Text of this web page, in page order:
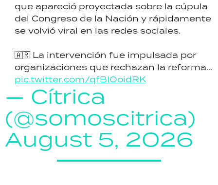
que apareció proyectada sobre la cúpula
del Congreso de la Nación y rápidamente
se volvió viral en las redes sociales.
🇦🇷 La intervención fue impulsada por
organizaciones que rechazan la reforma...
pic.twitter.com/qfBIOoidRK
— Cítrica
(@somoscitrica)
August 5, 2026